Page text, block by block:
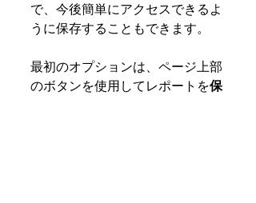
で、今後簡単にアクセスできるよ
うに保存することもできます。
最初のオプションは、ページ上部
のボタンを使用してレポートを保